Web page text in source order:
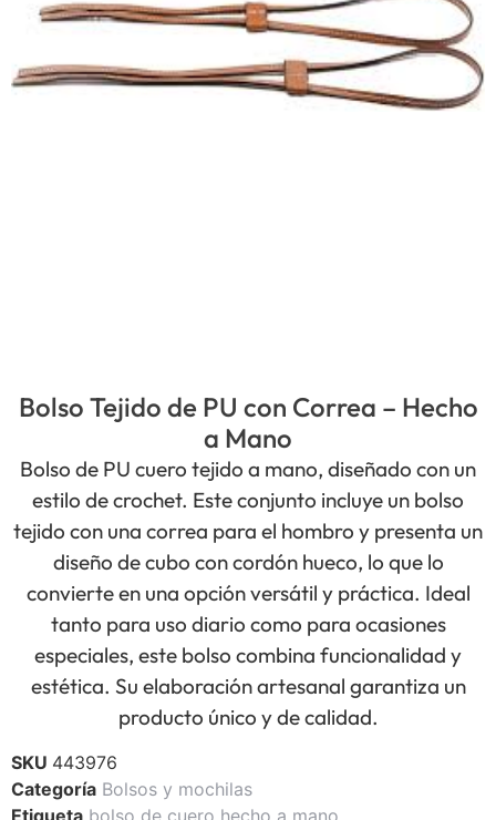
Bolso Tejido de PU con Correa – Hecho
a Mano
Bolso de PU cuero tejido a mano, diseñado con un
estilo de crochet. Este conjunto incluye un bolso
tejido con una correa para el hombro y presenta un
diseño de cubo con cordón hueco, lo que lo
convierte en una opción versátil y práctica. Ideal
tanto para uso diario como para ocasiones
especiales, este bolso combina funcionalidad y
estética. Su elaboración artesanal garantiza un
producto único y de calidad.
SKU 443976
Categoría Bolsos y mochilas
Etiqueta bolso de cuero hecho a mano